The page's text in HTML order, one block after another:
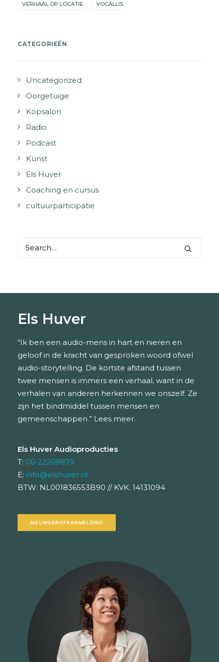
VERHAAL OP LOCATIE VOCALLIS
CATEGORIEËN
Uncategorized
Oorgetuige
Kopsalon
Radio
Podcast
Kunst
Els Huver
Coaching en cursus
cultuurparticipatie
Els Huver
“Ik ben een audio-mens in hart en nieren en
geloof in de kracht van gesproken woord ofwel
audio-storytelling. De kortste afstand tussen
twee mensen is immers een verhaal, want in de
verhalen van anderen herkennen we onszelf. Ze
zijn het bindmiddel tussen mensen en
gemeenschappen.” Lees meer.
Els Huver Audioproducties
T: 06-22269879
E: info@elshuver.nl
BTW: NL001836553B90 // KVK: 14131094
NIEUWSBRIEFAANMELDING